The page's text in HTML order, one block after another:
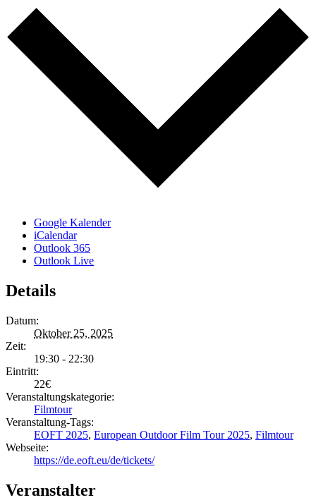
Google Kalender
iCalendar
Outlook 365
Outlook Live
Details
Datum:
Oktober 25, 2025
Zeit:
19:30 - 22:30
Eintritt:
22€
Veranstaltungskategorie:
Filmtour
Veranstaltung-Tags:
EOFT 2025, European Outdoor Film Tour 2025, Filmtour
Webseite:
https://de.eoft.eu/de/tickets/
Veranstalter